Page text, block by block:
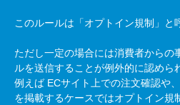
このルールは「オプトイン規制」と
ただし一定の場合には消費者からの
ルを送信することが例外的に認めら
例えば ECサイト上での注文確認や
を掲載するケースではオプトイン規